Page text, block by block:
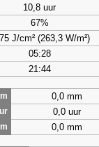
10,8 uur
67%
J/cm² (263,3 W/m²)
05:28
21:44
0,0 mm
0,0 uur
0,0 mm